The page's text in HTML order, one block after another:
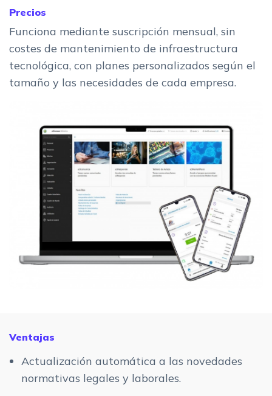
Precios
Funciona mediante suscripción mensual, sin
costes de mantenimiento de infraestructura
tecnológica, con planes personalizados según el
tamaño y las necesidades de cada empresa.
Ventajas
Actualización automática a las novedades
normativas legales y laborales.